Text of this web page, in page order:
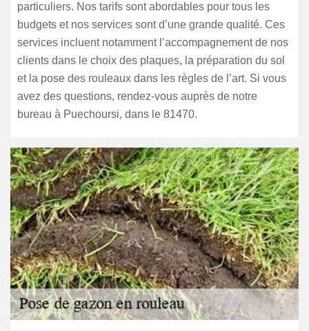
particuliers. Nos tarifs sont abordables pour tous les
budgets et nos services sont d’une grande qualité. Ces
services incluent notamment l’accompagnement de nos
clients dans le choix des plaques, la préparation du sol
et la pose des rouleaux dans les règles de l’art. Si vous
avez des questions, rendez-vous auprès de notre
bureau à Puechoursi, dans le 81470.